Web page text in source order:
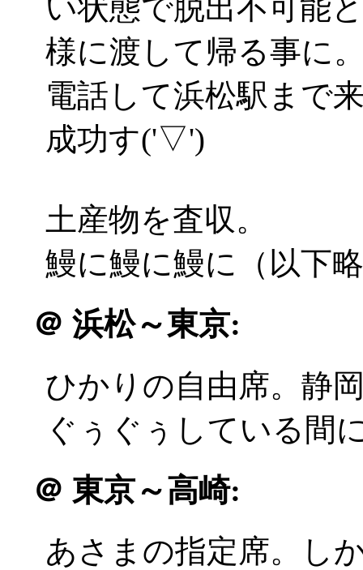
い状態で脱出不可能
様に渡して帰る事に
電話して浜松駅まで
成功す('▽')
土産物を査収。
鰻に鰻に鰻に（以下
＠ 浜松～東京:
ひかりの自由席。静
ぐぅぐぅしている間
＠ 東京～高崎:
あさまの指定席。し